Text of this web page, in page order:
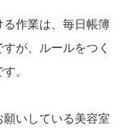
作業は、毎日帳簿
が、ルールをつく
。
いしている美容室